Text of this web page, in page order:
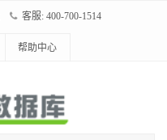
客服: 400-700-1514
帮助中心